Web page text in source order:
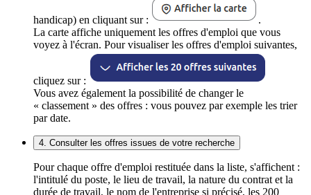
handicap) en cliquant sur :
.
La carte affiche uniquement les offres d'emploi que vous
voyez à l'écran. Pour visualiser les offres d'emploi suivantes,
cliquez sur :
Vous avez également la possibilité de changer le
« classement » des offres : vous pouvez par exemple les trier
par date.
4. Consulter les offres issues de votre recherche
Pour chaque offre d'emploi restituée dans la liste, s'affichent :
l'intitulé du poste, le lieu de travail, la nature du contrat et la
durée de travail, le nom de l'entreprise si précisé, les 200